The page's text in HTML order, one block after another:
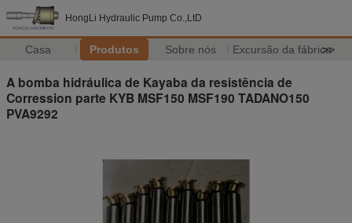
HongLi Hydraulic Pump Co.,LtD
Casa Produtos Sobre nós Excursão da fábrica
>>
A bomba hidráulica de Kayaba da resistência de
Corression parte KYB MSF150 MSF190 TADANO150
PVA9292